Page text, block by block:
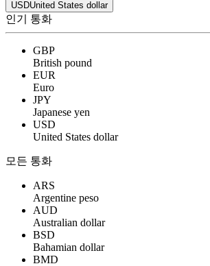
USDUnited States dollar
인기 통화
GBP
British pound
EUR
Euro
JPY
Japanese yen
USD
United States dollar
모든 통화
ARS
Argentine peso
AUD
Australian dollar
BSD
Bahamian dollar
BMD